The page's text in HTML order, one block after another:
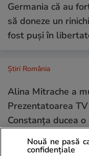
Germania că au
să doneze un
fost puși în
Știri România
Alina Mitrache a
Prezentatoarea
Constanța ducea
Nouă ne pasă
confidențiale